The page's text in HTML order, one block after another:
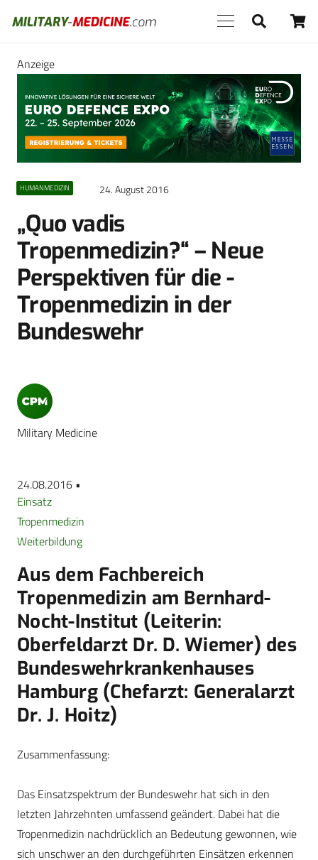
Anzeige
HUMANMEDIZIN 24. August 2016
„Quo vadis
Tropenmedizin?“ – Neue
Perspektiven für die -
Tropenmedizin in der
Bundeswehr
Military Medicine
24.08.2016 •
Einsatz
Tropenmedizin
Weiterbildung
Aus dem Fachbereich
Tropenmedizin am Bernhard-
Nocht-Institut (Leiterin:
Oberfeldarzt Dr. D. Wiemer) des
Bundeswehrkrankenhauses
Hamburg (Chefarzt: Generalarzt
Dr. J. Hoitz)
Zusammenfassung:
Das Einsatzspektrum der Bundeswehr hat sich in den
letzten Jahrzehnten umfassend geändert. Dabei hat die
Tropenmedizin nachdrücklich an Bedeutung gewonnen, wie
sich unschwer an den durchgeführten Einsätzen erkennen